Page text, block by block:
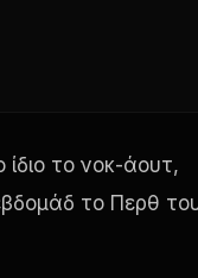
το νοκ-άουτ,
το Περθ